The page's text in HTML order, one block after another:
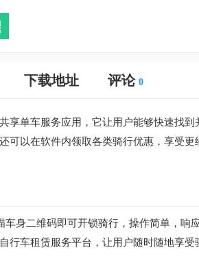
下载地址 评论 0
享单车服务应用，它让用户能够快速找
可以在软件内领取各类骑行优惠，享受
身二维码即可开锁骑行，操作简单，响
车租赁服务平台，让用户随时随地享受